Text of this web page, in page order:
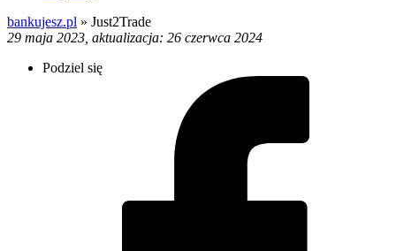
bankujesz.pl » Just2Trade
29 maja 2023, aktualizacja: 26 czerwca 2024
Podziel się